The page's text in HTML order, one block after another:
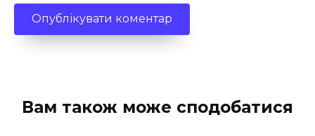
Вам також може сподобатися